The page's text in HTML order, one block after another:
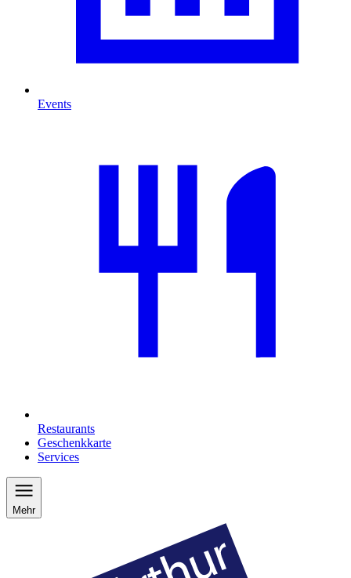
Events
Restaurants
Geschenkkarte
Services
Mehr